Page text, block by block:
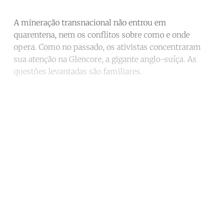
A mineração transnacional não entrou em
quarentena, nem os conflitos sobre como e onde
opera. Como no passado, os ativistas concentraram
sua atenção na Glencore, a gigante anglo-suíça. As
questões levantadas são familiares.